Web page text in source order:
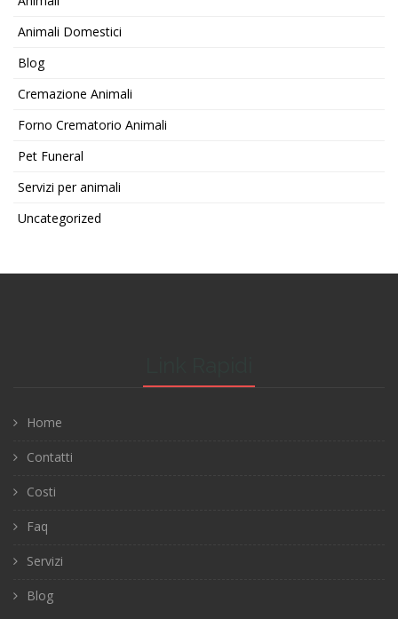
Animali Domestici
Blog
Cremazione Animali
Forno Crematorio Animali
Pet Funeral
Servizi per animali
Uncategorized
Home
Contatti
Costi
Faq
Servizi
Blog